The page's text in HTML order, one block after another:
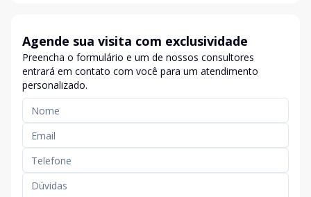
Agende sua visita com exclusividade
Preencha o formulário e um de nossos consultores
entrará em contato com você para um atendimento
personalizado.